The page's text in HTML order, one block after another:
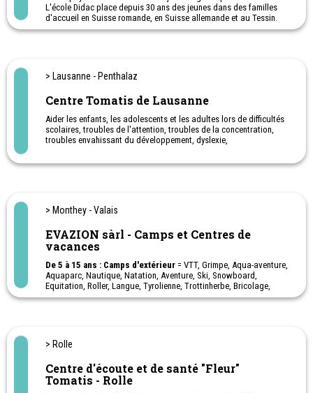
l’apprentissage.
Nos 4 adresses:
Ch. des Collines 2b, 1950 Sion
L'école Didac place depuis 30 ans des jeunes dans des familles
d'accueil en Suisse romande, en Suisse allemande et au Tessin.
Cours d’été à Lausanne ou en Angleterre pour des jeunes de 13-17
> Lausanne - Penthalaz
Centre Tomatis de Lausanne
Aider les enfants, les adolescents et les adultes lors de difficultés
scolaires, troubles de l'attention, troubles de la concentration,
troubles envahissant du développement, dyslexie,
Bilan pour évaluer le potentiel d'écoute à 100.-
complémentaire pour médecine alternative.
> Monthey - Valais
EVAZION sàrl - Camps et Centres de
vacances
De 5 à 15 ans : Camps d'extérieur = VTT, Grimpe, Aqua-aventure,
Aquaparc, Nautique, Natation, Aventure, Ski, Snowboard,
Equitation, Roller, Langue, Tyrolienne, Trottinherbe, Bricolage,
Randonnées, Excursions, Jumpland, Lasergame, Irtag,
Camps de vacances pour enfants et adolescents. Cinq chalets
dans la région du Chablais vaudois et valaisan, entre lac et
vacances scolaires !
Camp linguistique
> Rolle
Centre d'écoute et de santé "Fleur"
Tomatis - Rolle